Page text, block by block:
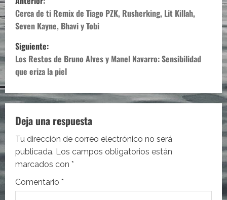
a
v
e
g
a
c
i
ó
n
Cerca de ti Remix de Tiago PZK, Rusherking, Lit Killah,
Seven Kayne, Bhavi y Tobi
Siguiente:
Los Restos de Bruno Alves y Manel Navarro: Sensibilidad
que eriza la piel
Deja una respuesta
Tu dirección de correo electrónico no será
publicada. Los campos obligatorios están
marcados con *
Comentario *